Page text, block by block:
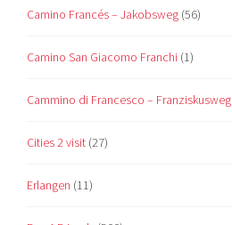
Camino Francés – Jakobsweg (56)
Camino San Giacomo Franchi (1)
Cammino di Francesco – Franziskusweg
Cities 2 visit (27)
Erlangen (11)